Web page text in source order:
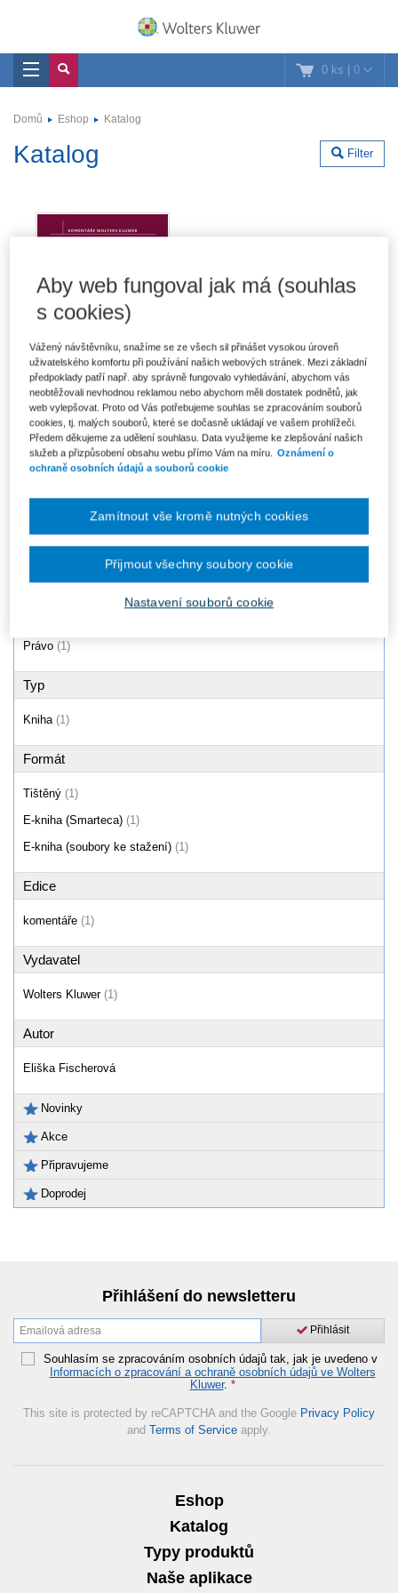
0 ks | 0
Domů Eshop Katalog
Filter
Katalog
Úmluva OSN o smlouvách o
mezinárodní koupi zboží
(CISG). Komentář
Od 874 Kč
Právo (1)
Typ
Kniha (1)
Formát
Tištěný (1)
E-kniha (Smarteca) (1)
E-kniha (soubory ke stažení) (1)
Edice
komentáře (1)
Vydavatel
Wolters Kluwer (1)
Autor
Eliška Fischerová
Novinky
Akce
Připravujeme
Doprodej
Přihlášení do newsletteru
Přihlásit
Souhlasím se zpracováním osobních údajů tak, jak je uvedeno v
Informacích o zpracování a ochraně osobních údajů ve Wolters
Kluwer. *
This site is protected by reCAPTCHA and the Google Privacy Policy
and Terms of Service apply.
Eshop
Katalog
Typy produktů
Naše aplikace
Aby web fungoval jak má (souhlas
s cookies)
Vážený návštěvníku, snažíme se ze všech sil přinášet vysokou úroveň
uživatelského komfortu při používání našich webových stránek. Mezi základní
předpoklady patří např. aby správně fungovalo vyhledávání, abychom vás
neobtěžovali nevhodnou reklamou nebo abychom měli dostatek podnětů, jak
web vylepšovat. Proto od Vás potřebujeme souhlas se zpracováním souborů
cookies, tj. malých souborů, které se dočasně ukládají ve vašem prohlížeči.
Předem děkujeme za udělení souhlasu. Data využijeme ke zlepšování našich
služeb a přizpůsobení obsahu webu přímo Vám na míru. Oznámení o
ochraně osobních údajů a souborů cookie
Nastavení souborů cookie
Zamítnout vše kromě nutných cookies
Přijmout všechny soubory cookie